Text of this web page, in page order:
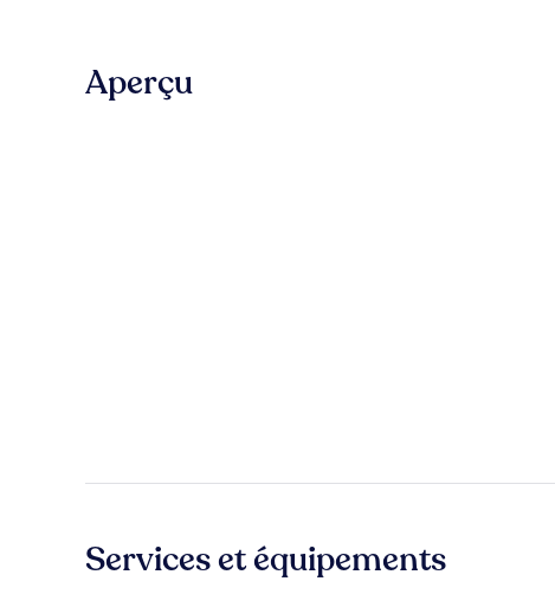
Aperçu
Services et équipements